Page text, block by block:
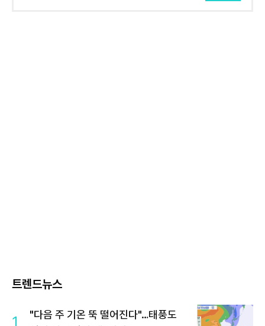
트렌드뉴스
1
"다음 주 기온 뚝 떨어진다"…태풍도